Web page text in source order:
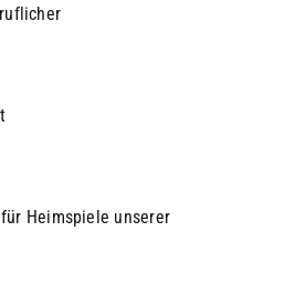
Heimspiele unserer